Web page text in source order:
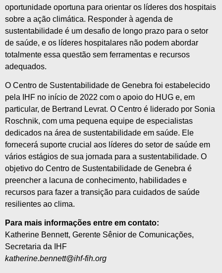
oportunidade oportuna para orientar os líderes dos hospitais
sobre a ação climática. Responder à agenda de
sustentabilidade é um desafio de longo prazo para o setor
de saúde, e os líderes hospitalares não podem abordar
totalmente essa questão sem ferramentas e recursos
adequados.
O Centro de Sustentabilidade de Genebra foi estabelecido
pela IHF no início de 2022 com o apoio do HUG e, em
particular, de Bertrand Levrat. O Centro é liderado por Sonia
Roschnik, com uma pequena equipe de especialistas
dedicados na área de sustentabilidade em saúde. Ele
fornecerá suporte crucial aos líderes do setor de saúde em
vários estágios de sua jornada para a sustentabilidade. O
objetivo do Centro de Sustentabilidade de Genebra é
preencher a lacuna de conhecimento, habilidades e
recursos para fazer a transição para cuidados de saúde
resilientes ao clima.
Para mais informações entre em contato:
Katherine Bennett, Gerente Sênior de Comunicações,
Secretaria da IHF
katherine.bennett@ihf-fih.org